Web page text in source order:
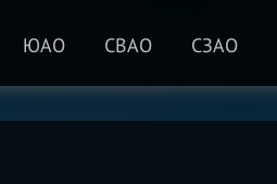
ЮАО СВАО СЗАО